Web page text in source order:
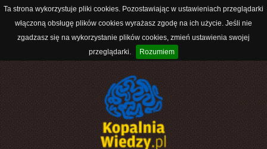
Ta strona wykorzystuje pliki cookies. Pozostawiając w ustawieniach przeglądarki
włączoną obsługę plików cookies wyrażasz zgodę na ich użycie. Jeśli nie
zgadzasz się na wykorzystanie plików cookies, zmień ustawienia swojej
przeglądarki.
Rozumiem